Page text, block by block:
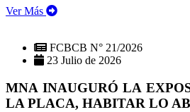
Ver Más
FCBCB N° 21/2026
23 Julio de 2026
MNA INAUGURÓ LA
LA PLACA, HABITAR LO